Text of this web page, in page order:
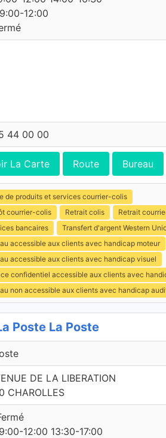
12:00
44 00 00
La Carte Route Bureau
de produits et services courrier-colis
courrier-colis
Retrait colis
Retrait
bancaires
Transfert d'argent Western
accessible aux clients avec handicap moteur
accessible aux clients avec handicap visuel
confidentiel accessible aux clients avec
non accessible aux clients avec handicap
Poste La Poste
DE LA LIBERATION
CHAROLLES
12:00 13:30-17:00